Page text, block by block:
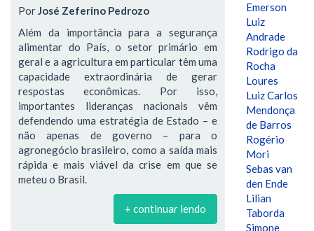
PorJosé Zeferino Pedrozo
Além da importância para a segurança
alimentar do País, o setor primário em
geral e a agricultura em particular têm uma
capacidade extraordinária de gerar
respostas econômicas. Por isso,
importantes lideranças nacionais vêm
defendendo uma estratégia de Estado – e
não apenas de governo – para o
agronegócio brasileiro, como a saída mais
rápida e mais viável da crise em que se
meteu o Brasil.
+ continuar lendo
Emerson
Luiz
Andrade
Rodrigo da
Rocha
Loures
Luiz Carlos
Mendonça
de Barros
Rogério
Mori
Sebas van
den Ende
Lilian
Taborda
Simone